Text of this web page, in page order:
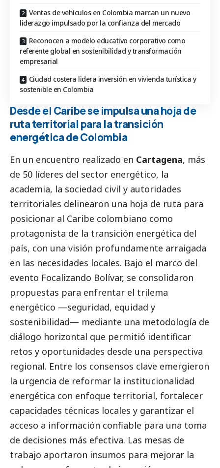
Ventas de vehículos en Colombia marcan un nuevo
liderazgo impulsado por la confianza del mercado
Reconocen a modelo educativo corporativo como
referente global en sostenibilidad y transformación
empresarial
Ciudad costera lidera inversión en vivienda turística y
sostenible en Colombia
Desde el Caribe se impulsa una hoja de
ruta territorial para la transición
energética de Colombia
En un encuentro realizado en Cartagena, más
de 50 líderes del sector energético, la
academia, la sociedad civil y autoridades
territoriales delinearon una hoja de ruta para
posicionar al Caribe colombiano como
protagonista de la transición energética del
país, con una visión profundamente arraigada
en las necesidades locales. Bajo el marco del
evento Focalizando Bolívar, se consolidaron
propuestas para enfrentar el trilema
energético —seguridad, equidad y
sostenibilidad— mediante una metodología de
diálogo horizontal que permitió identificar
retos y oportunidades desde una perspectiva
regional. Entre los consensos clave emergieron
la urgencia de reformar la institucionalidad
energética con enfoque territorial, fortalecer
capacidades técnicas locales y garantizar el
acceso a información confiable para una toma
de decisiones más efectiva. Las mesas de
trabajo aportaron insumos para mejorar la